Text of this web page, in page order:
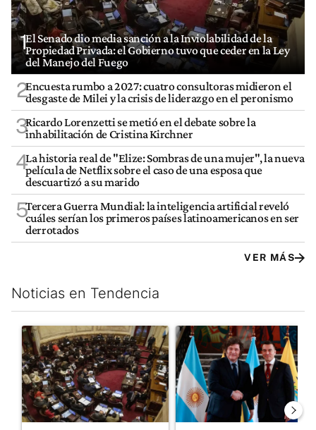
1El Senado dio media sanción a la Inviolabilidad de la
Propiedad Privada: el Gobierno tuvo que ceder en la Ley
del Manejo del Fuego
2Encuesta rumbo a 2027: cuatro consultoras midieron el
desgaste de Milei y la crisis de liderazgo en el peronismo
3Ricardo Lorenzetti se metió en el debate sobre la
inhabilitación de Cristina Kirchner
4La historia real de "Elize: Sombras de una mujer", la nueva
película de Netflix sobre el caso de una esposa que
descuartizó a su marido
5Tercera Guerra Mundial: la inteligencia artificial reveló
cuáles serían los primeros países latinoamericanos en ser
derrotados
VER MÁS
Noticias en Tendencia
Este listado muestra los artículos con más comentarios en los
Un artículo de tendencia con el título "El Senado dio media
Un artículo de tendencia con